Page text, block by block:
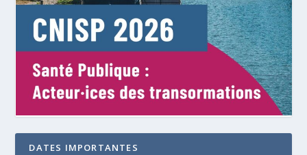
DATES IMPORTANTES